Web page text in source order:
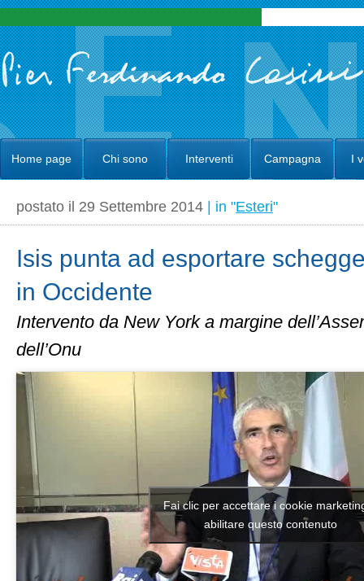
Home page Chi sono Interventi Campagna I
postato il 29 Settembre 2014 | in "Esteri"
Isis punta ad esportare
in Occidente
Intervento da New York a margine
dell’Onu
Fai clic per accettare i cookie
abilitare questo contenuto